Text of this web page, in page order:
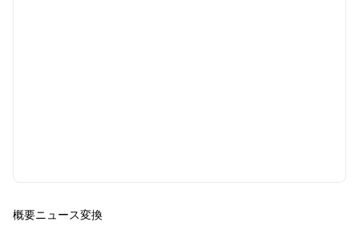
概要ニュース変換